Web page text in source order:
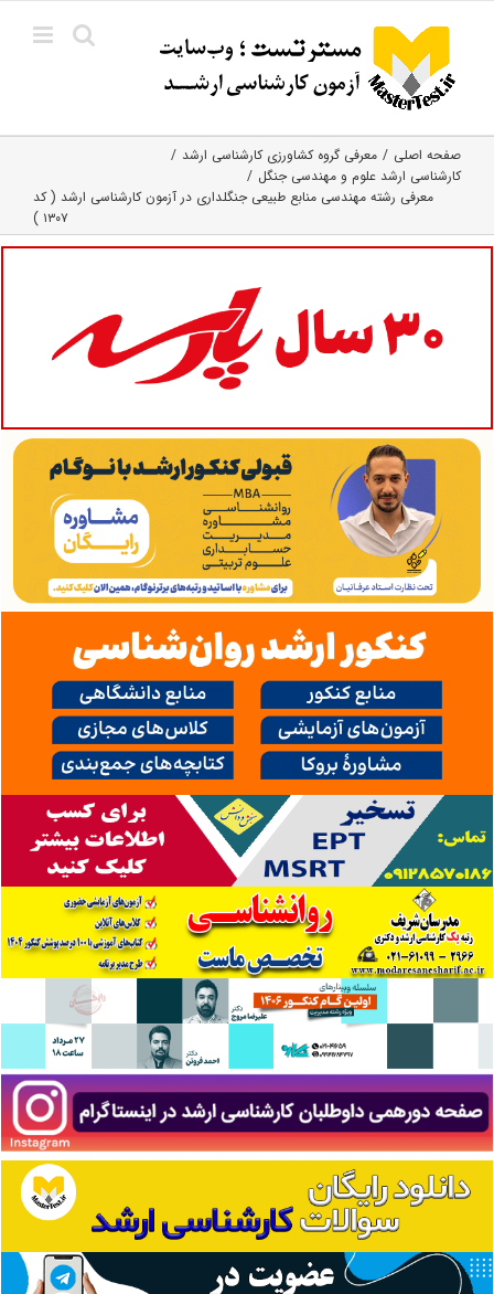
content
صفحه اصلی
معرفی گروه کشاورزی کارشناسی ارشد
کارشناسی ارشد علوم و مهندسی جنگل
معرفی رشته مهندسی منابع طبیعی جنگلداری در آزمون کارشناسی ارشد ( کد
۱۳۰۷ )